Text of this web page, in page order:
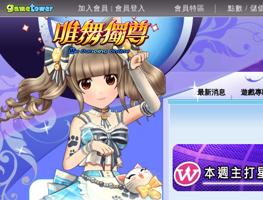
加入會員 | 會員登入 會員特區 點數 / 儲
最新消息 遊戲